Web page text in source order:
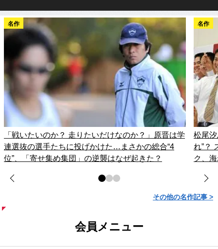
名作
「戦いたいのか？ 走りたいだけなのか？」原晋は学
連選抜の選手たちに投げかけた…まさかの総合“4
位”、「寄せ集め集団」の逆襲はなぜ起きた？
名作
松尾
れ”？
ク、
その他の名作記事 >
会員メニュー